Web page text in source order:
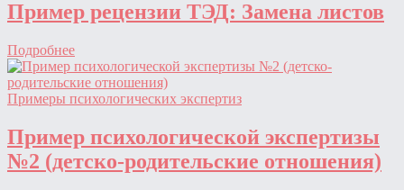
Пример рецензии ТЭД: Замена листов
Подробнее
Примеры психологических экспертиз
Пример психологической экспертизы
№2 (детско-родительские отношения)